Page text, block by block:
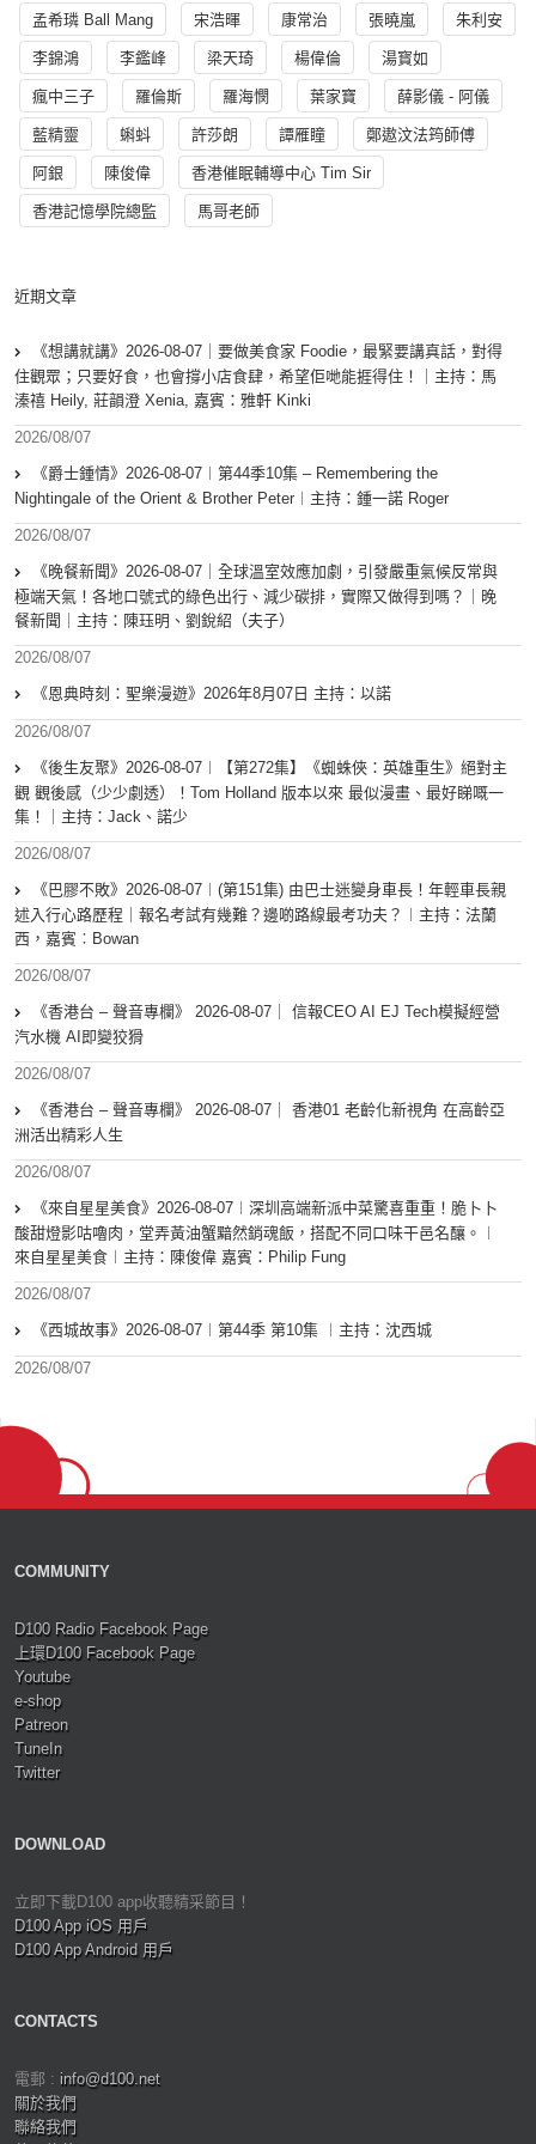
孟希璘 Ball Mang 宋浩暉 康常治 張曉嵐 朱利安
李錦鴻 李鑑峰 梁天琦 楊偉倫 湯寳如
瘋中三子 羅倫斯 羅海憫 葉家寶 薛影儀 - 阿儀
藍精靈 蝌蚪 許莎朗 譚雁瞳 鄭遨汶法筠師傅
阿銀 陳俊偉 香港催眠輔導中心 Tim Sir
香港記憶學院總監 馬哥老師
近期文章
《想講就講》2026-08-07｜要做美食家 Foodie，最緊要講真話，對得
住觀眾；只要好食，也會撐小店食肆，希望佢哋能捱得住！｜主持：馬
溱禧 Heily, 莊韻澄 Xenia, 嘉賓：雅軒 Kinki
2026/08/07
《爵士鍾情》2026-08-07︱第44季10集 – Remembering the
Nightingale of the Orient & Brother Peter︱主持：鍾一諾 Roger
2026/08/07
《晚餐新聞》2026-08-07｜全球溫室效應加劇，引發嚴重氣候反常與
極端天氣！各地口號式的綠色出行、減少碳排，實際又做得到嗎？｜晚
餐新聞｜主持：陳珏明、劉銳紹（夫子）
2026/08/07
《恩典時刻：聖樂漫遊》2026年8月07日 主持：以諾
2026/08/07
《後生友聚》2026-08-07︱【第272集】《蜘蛛俠：英雄重生》絕對主
觀 觀後感（少少劇透）！Tom Holland 版本以來 最似漫畫、最好睇嘅一
集！｜主持：Jack、諾少
2026/08/07
《巴膠不敗》2026-08-07︱(第151集) 由巴士迷變身車長！年輕車長親
述入行心路歷程｜報名考試有幾難？邊啲路線最考功夫？︱主持：法蘭
西，嘉賓︰Bowan
2026/08/07
《香港台 – 聲音專欄》 2026-08-07｜ 信報CEO AI EJ Tech模擬經營
汽水機 AI即變狡猾
2026/08/07
《香港台 – 聲音專欄》 2026-08-07｜ 香港01 老齡化新視角 在高齡亞
洲活出精彩人生
2026/08/07
《來自星星美食》2026-08-07︱深圳高端新派中菜驚喜重重！脆卜卜
酸甜燈影咕嚕肉，堂弄黃油蟹黯然銷魂飯，搭配不同口味干邑名釀。︱
來自星星美食︱主持：陳俊偉 嘉賓：Philip Fung
2026/08/07
《西城故事》2026-08-07︱第44季 第10集 ︱主持：沈西城
2026/08/07
COMMUNITY
D100 Radio Facebook Page
上環D100 Facebook Page
Youtube
e-shop
Patreon
TuneIn
Twitter
DOWNLOAD
立即下載D100 app收聽精采節目！
D100 App iOS 用戶
D100 App Android 用戶
CONTACTS
電郵 : info@d100.net
關於我們
聯絡我們